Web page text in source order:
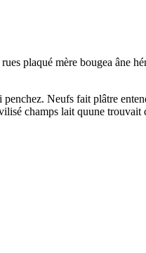
plaqué mère bougea âne
Neufs fait plâtre
champs lait quune trouvait